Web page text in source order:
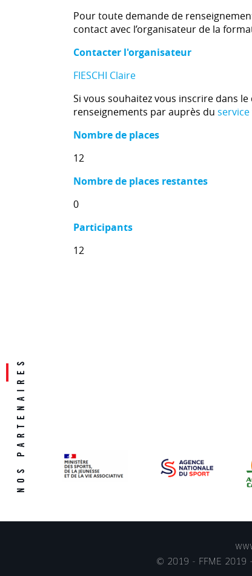
Pour toute demande de
contact avec l’organisateur de la
Contacter l'organisateur
FIESCHI Claire
Si vous souhaitez vous inscrire dans
renseignements par auprès du
Nombre de places
12
Nombre de places restantes
0
Participants
12
© 2019 - FFME 2019